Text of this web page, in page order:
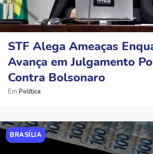
STF Alega Ameaças
Avança em Julgamento
Contra Bolsonaro
Política
BRASÍLIA